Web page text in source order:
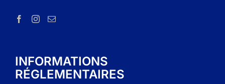
INFORMATIONS
RÉGLEMENTAIRES